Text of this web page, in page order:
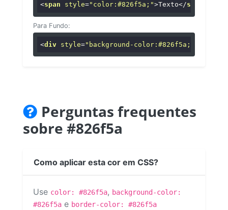
<span style="color:#826f5a;">Texto</span
Para Fundo:
<div style="background-color:#826f5a;"
Perguntas frequentes
sobre #826f5a
Como aplicar esta cor em CSS?
Use color: #826f5a, background-color:
#826f5a e border-color: #826f5a